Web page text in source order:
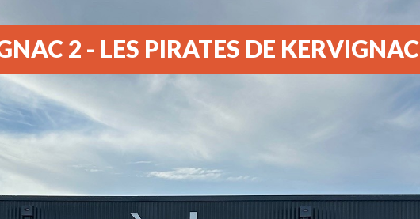
2 - LES PIRATES DE KERVIGNAC